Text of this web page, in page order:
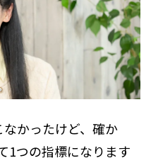
かったけど、確か
1つの指標になります